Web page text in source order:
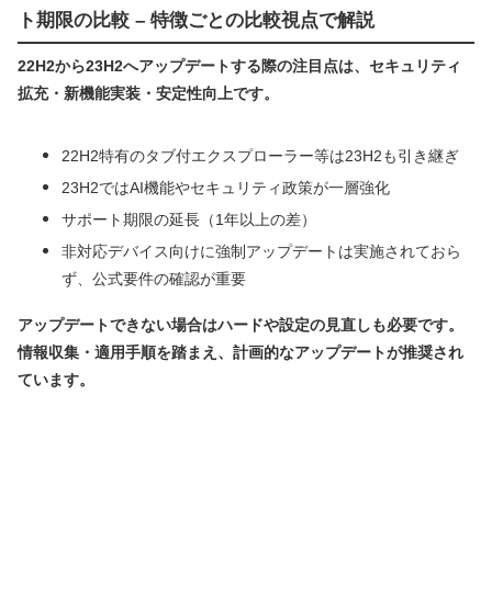
ト期限の比較 – 特徴ごとの比較視点で解説
22H2から23H2へアップデートする際の注目点は、セキュリティ
拡充・新機能実装・安定性向上です。
22H2特有のタブ付エクスプローラー等は23H2も引き継ぎ
23H2ではAI機能やセキュリティ政策が一層強化
サポート期限の延長（1年以上の差）
非対応デバイス向けに強制アップデートは実施されておら
ず、公式要件の確認が重要
アップデートできない場合はハードや設定の見直しも必要です。
情報収集・適用手順を踏まえ、計画的なアップデートが推奨され
ています。